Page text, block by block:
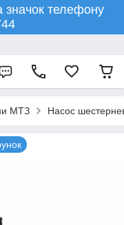
значок телефону
МТЗ Насос